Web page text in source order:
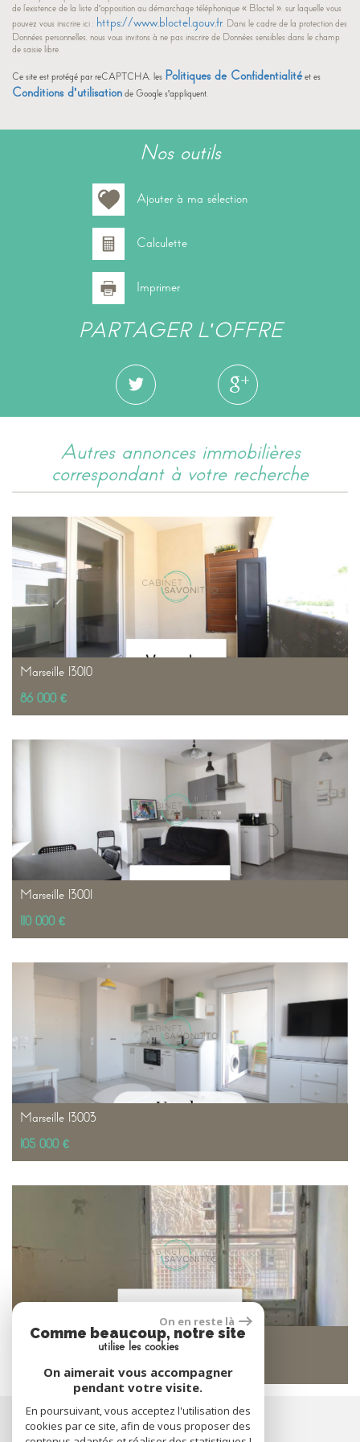
Statistiques
ville
de l’existence de la liste d'opposition au démarchage téléphonique « Bloctel », sur laquelle vous
pouvez vous inscrire ici : https://www.bloctel.gouv.fr . Dans le cadre de la protection des
Données personnelles, nous vous invitons à ne pas inscrire de Données sensibles dans le champ
de saisie libre.
Ce site est protégé par reCAPTCHA, les Politiques de Confidentialitéet es
Conditions d'utilisation de Google s'appliquent.
nos outils
Ajouter à ma sélection
Calculette
Imprimer
PARTAGER L'OFFRE
autres annonces immobilières
correspondant à votre recherche
Marseille 13010
86 000 €
Marseille 13001
110 000 €
Marseille 13003
105 000 €
Marseille 13006
87 000 €
ADHÉRENTS
On en reste là
Comme beaucoup, notre site
utilise les cookies
On aimerait vous accompagner
pendant votre visite.
En poursuivant, vous acceptez l'utilisation des
cookies par ce site, afin de vous proposer des